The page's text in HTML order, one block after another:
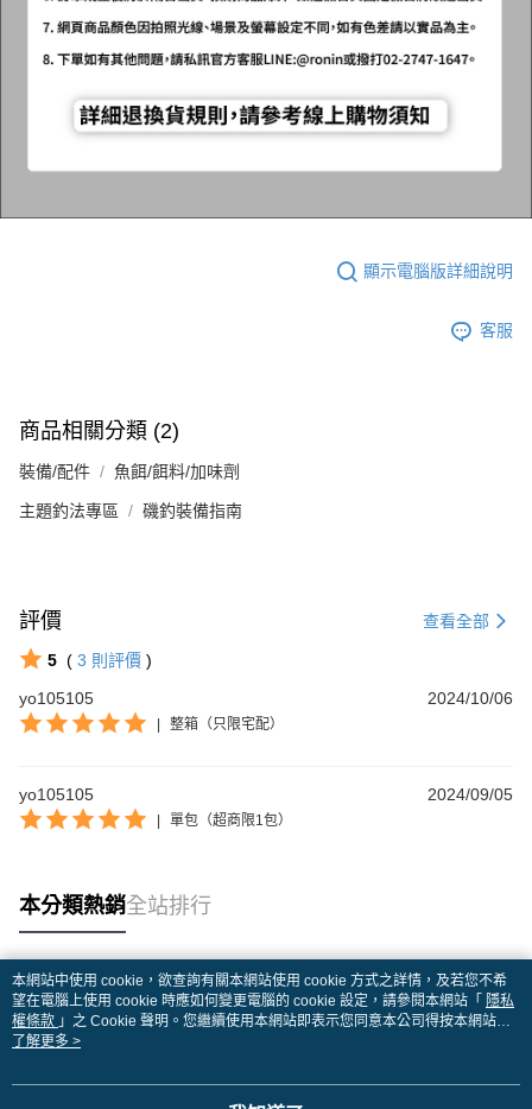
顯示電腦版詳細說明
客服
商品相關分類 (2)
裝備/配件 魚餌/餌料/加味劑
主題釣法專區 磯釣裝備指南
評價 查看全部
5 ( 3 則評價 )
yo105105
2024/10/06
| 整箱（只限宅配）
yo105105 2024/09/05
| 單包（超商限1包）
本分類熱銷全站排行
熱門標籤
本網站中使用 cookie，欲查詢有關本網站使用 cookie 方式之詳情，及若您不希
望在電腦上使用 cookie 時應如何變更電腦的 cookie 設定，請參閱本網站「 隱私
權條款 」之 Cookie 聲明。您繼續使用本網站即表示您同意本公司得按本網站使
用條款之 Cookie 聲明使用 cookie。
了解更多 >